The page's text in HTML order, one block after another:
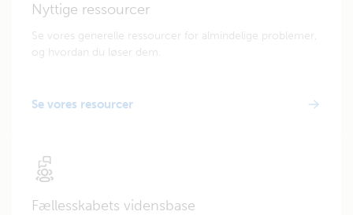
Nyttige ressourcer
Se vores generelle ressourcer for almindelige problemer,
og hvordan du løser dem.
Se vores resourcer
Fællesskabets vidensbase